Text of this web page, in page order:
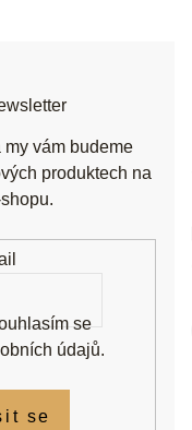
vám budeme
produktech na
Přihlášením souhlasím se
údajů.
se